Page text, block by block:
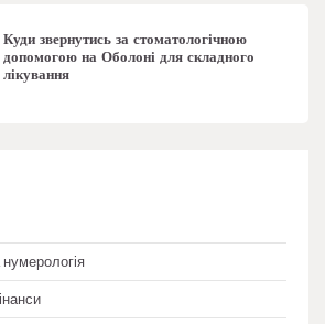
Куди звернутись за стоматологічною
допомогою на Оболоні для складного
лікування